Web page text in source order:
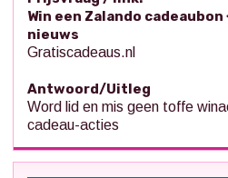
Win een Zalando
nieuws
Gratiscadeaus.nl
Antwoord/Uitleg
Word lid en mis geen toffe
cadeau-acties